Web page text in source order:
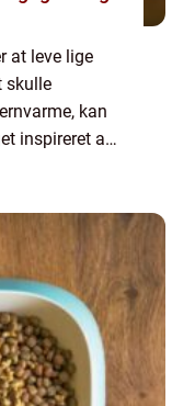
at leve lige
skulle
kan
inspireret af